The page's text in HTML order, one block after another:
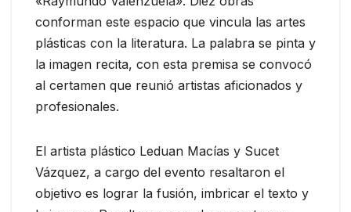
conforman este espacio que vincula las artes
plásticas con la literatura. La palabra se pinta y
la imagen recita, con esta premisa se convocó
al certamen que reunió artistas aficionados y
profesionales.
El artista plástico Leduan Macías y Sucet
Vázquez, a cargo del evento resaltaron el
objetivo es lograr la fusión, imbricar el texto y